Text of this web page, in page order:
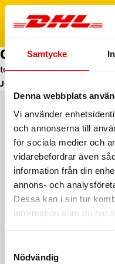
Samtycke
Denna webbplats
Vi använder
och annonserna till
för sociala medier och
vidarebefordrar även
information från din
annons- och
Dessa kan i sin tur
information som du har
Nödvändig
Skip to content
Category:
test
JUNE, 2026
Terms of Use
Privacy Notice